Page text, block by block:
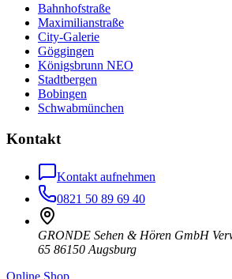
Bahnhofstraße
Maximilianstraße
City-Galerie
Göggingen
Königsbrunn NEO
Stadtbergen
Bobingen
Schwabmünchen
Kontakt
Kontakt aufnehmen
0821 50 89 69 40
GRONDE Sehen & Hören GmbH
65 86150 Augsburg